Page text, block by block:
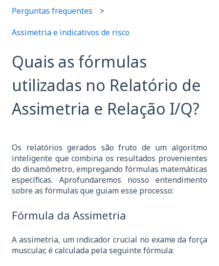
Perguntas frequentes
Assimetria e indicativos de risco
Quais as fórmulas
utilizadas no Relatório de
Assimetria e Relação I/Q?
Os relatórios gerados são fruto de um algoritmo
inteligente que combina os resultados provenientes
do dinamômetro, empregando fórmulas matemáticas
específicas. Aprofundaremos nosso entendimento
sobre as fórmulas que guiam esse processo:
Fórmula da Assimetria
A assimetria, um indicador crucial no exame da força
muscular, é calculada pela seguinte fórmula: